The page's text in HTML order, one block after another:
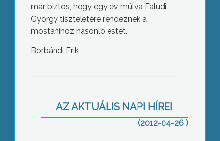
már biztos, hogy egy év múlva Faludi
György tiszteletére rendeznek a
mostanihoz hasonló estet.
Borbándi Erik
AZ AKTUÁLIS NAPI HÍREI
(2012-04-26 )
gyöngyösi képviselőtestületi ülésen